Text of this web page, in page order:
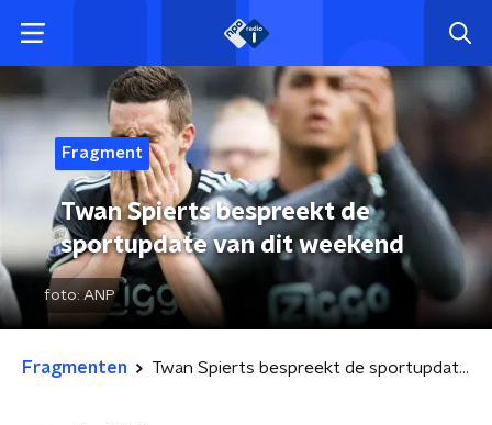
Fragment
Twan Spierts bespreekt de
sportupdate van dit weekend
foto: ANP
Fragmenten Twan Spierts bespreekt de sportupdate van dit weekend